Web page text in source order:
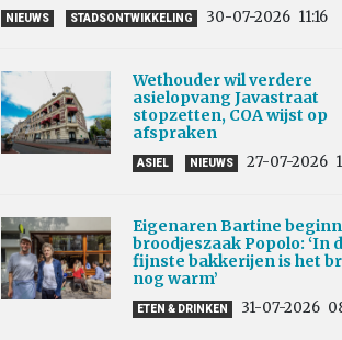
NIEUWS STADSONTWIKKELING 30-07-2026 11:16
Wethouder wil verdere
asielopvang Javastraat
stopzetten, COA wijst op
afspraken
ASIEL NIEUWS 27-07-2026
Eigenaren Bartine
broodjeszaak Popolo: ‘In
fijnste bakkerijen is het
nog warm’
ETEN & DRINKEN 31-07-2026